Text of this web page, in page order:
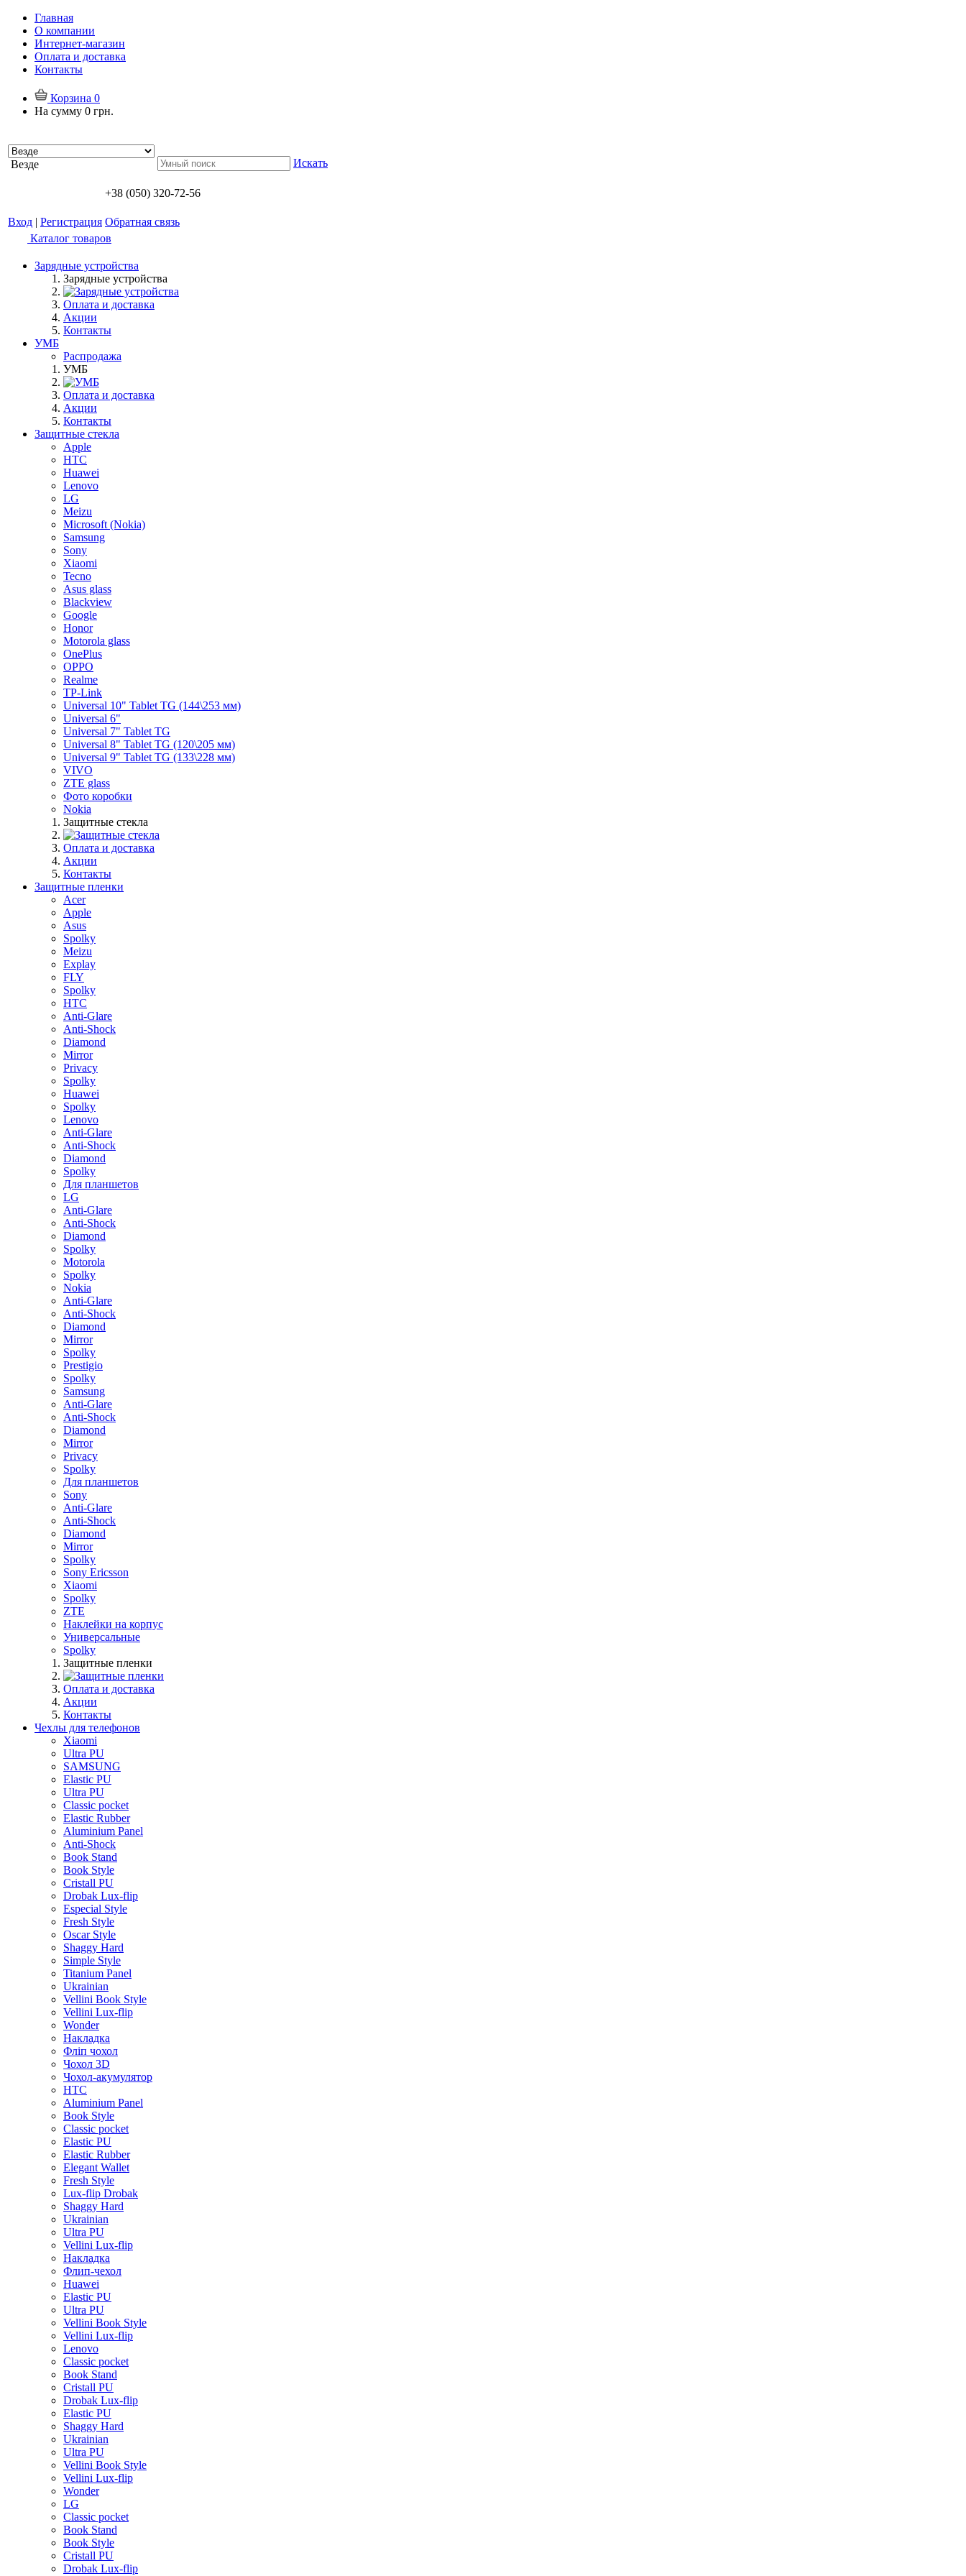
Главная
О компании
Интернет-магазин
Оплата и доставка
Контакты
Корзина 0
На сумму 0 грн.
Везде Искать
+38 (050) 320-72-56
Вход | Регистрация Обратная связь
Каталог товаров
Зарядные устройства
Зарядные устройства
Оплата и доставка
Акции
Контакты
УМБ
Распродажа
УМБ
Оплата и доставка
Акции
Контакты
Защитные стекла
Apple
HTC
Huawei
Lenovo
LG
Meizu
Microsoft (Nokia)
Samsung
Sony
Xiaomi
Tecno
Asus glass
Blackview
Google
Honor
Motorola glass
OnePlus
OPPO
Realme
TP-Link
Universal 10" Tablet TG (144\253 мм)
Universal 6"
Universal 7" Tablet TG
Universal 8" Tablet TG (120\205 мм)
Universal 9" Tablet TG (133\228 мм)
VIVO
ZTE glass
Фото коробки
Nokia
Защитные стекла
Оплата и доставка
Акции
Контакты
Защитные пленки
Acer
Apple
Asus
Spolky
Meizu
Explay
FLY
Spolky
HTC
Anti-Glare
Anti-Shock
Diamond
Mirror
Privacy
Spolky
Huawei
Spolky
Lenovo
Anti-Glare
Anti-Shock
Diamond
Spolky
Для планшетов
LG
Anti-Glare
Anti-Shock
Diamond
Spolky
Motorola
Spolky
Nokia
Anti-Glare
Anti-Shock
Diamond
Mirror
Spolky
Prestigio
Spolky
Samsung
Anti-Glare
Anti-Shock
Diamond
Mirror
Privacy
Spolky
Для планшетов
Sony
Anti-Glare
Anti-Shock
Diamond
Mirror
Spolky
Sony Ericsson
Xiaomi
Spolky
ZTE
Наклейки на корпус
Универсальные
Spolky
Защитные пленки
Оплата и доставка
Акции
Контакты
Чехлы для телефонов
Xiaomi
Ultra PU
SAMSUNG
Elastic PU
Ultra PU
Classic pocket
Elastic Rubber
Aluminium Panel
Anti-Shock
Book Stand
Book Style
Cristall PU
Drobak Lux-flip
Especial Style
Fresh Style
Oscar Style
Shaggy Hard
Simple Style
Titanium Panel
Ukrainian
Vellini Book Style
Vellini Lux-flip
Wonder
Накладка
Фліп чохол
Чохол 3D
Чохол-акумулятор
HTC
Aluminium Panel
Book Style
Classic pocket
Elastic PU
Elastic Rubber
Elegant Wallet
Fresh Style
Lux-flip Drobak
Shaggy Hard
Ukrainian
Ultra PU
Vellini Lux-flip
Накладка
Флип-чехол
Huawei
Elastic PU
Ultra PU
Vellini Book Style
Vellini Lux-flip
Lenovo
Classic pocket
Book Stand
Cristall PU
Drobak Lux-flip
Elastic PU
Shaggy Hard
Ukrainian
Ultra PU
Vellini Book Style
Vellini Lux-flip
Wonder
LG
Classic pocket
Book Stand
Book Style
Cristall PU
Drobak Lux-flip